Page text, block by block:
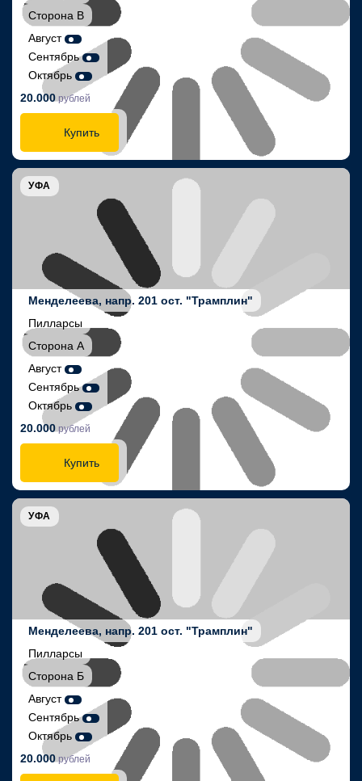
Сторона В
Август
Сентябрь
Октябрь
20.000 рублей
Купить
УФА
Менделеева, напр. 201 ост. "Трамплин"
Пилларсы
Сторона А
Август
Сентябрь
Октябрь
20.000 рублей
Купить
УФА
Менделеева, напр. 201 ост. "Трамплин"
Пилларсы
Сторона Б
Август
Сентябрь
Октябрь
20.000 рублей